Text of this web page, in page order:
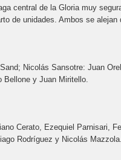
central de la Gloria muy
de unidades. Ambos se alejan
Nicolás Sansotre: Juan
y Juan Miritello.
Cerato, Ezequiel Parnisari,
Rodríguez y Nicolás Mazzola.